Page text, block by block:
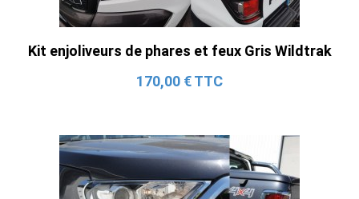
Kit enjoliveurs de phares et feux Gris Wildtrak
170,00 € TTC